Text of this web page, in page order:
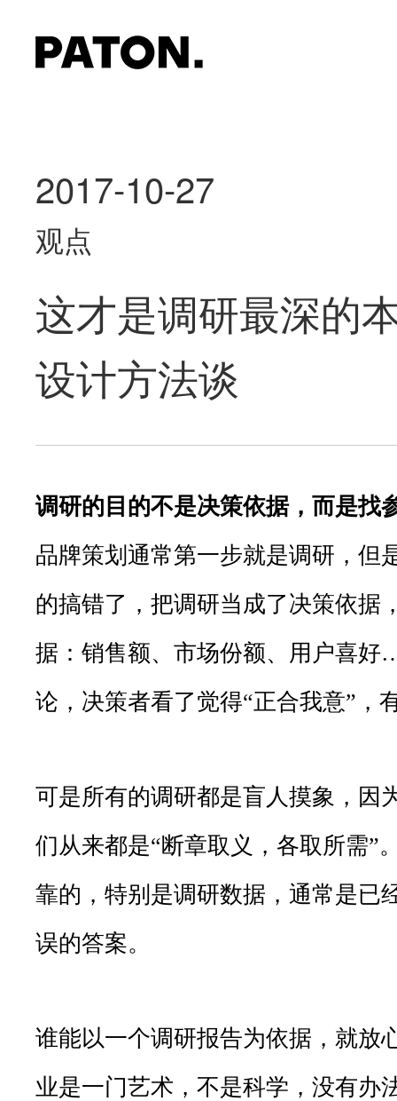
2017-10-27
观点
这才是调研最深的
设计方法谈
调研的目的不是决策依据，而是找
品牌策划通常第一步就是调研，但
的搞错了，把调研当成了决策依据
据：销售额、市场份额、用户喜
论，决策者看了觉得“正合我意”，
可是所有的调研都是盲人摸象，因
们从来都是“断章取义，各取所需”
靠的，特别是调研数据，通常是已
误的答案。
谁能以一个调研报告为依据，就放
业是一门艺术，不是科学，没有办